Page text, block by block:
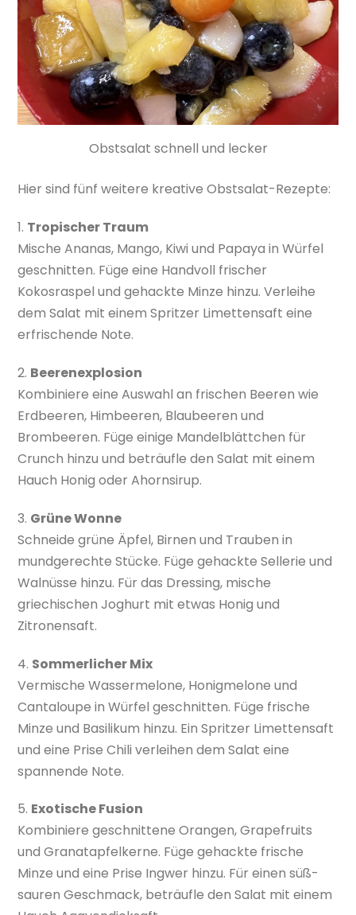
Obstsalat schnell und lecker
Hier sind fünf weitere kreative Obstsalat-Rezepte:
1. Tropischer Traum
Mische Ananas, Mango, Kiwi und Papaya in Würfel
geschnitten. Füge eine Handvoll frischer
Kokosraspel und gehackte Minze hinzu. Verleihe
dem Salat mit einem Spritzer Limettensaft eine
erfrischende Note.
2. Beerenexplosion
Kombiniere eine Auswahl an frischen Beeren wie
Erdbeeren, Himbeeren, Blaubeeren und
Brombeeren. Füge einige Mandelblättchen für
Crunch hinzu und beträufle den Salat mit einem
Hauch Honig oder Ahornsirup.
3. Grüne Wonne
Schneide grüne Äpfel, Birnen und Trauben in
mundgerechte Stücke. Füge gehackte Sellerie und
Walnüsse hinzu. Für das Dressing, mische
griechischen Joghurt mit etwas Honig und
Zitronensaft.
4. Sommerlicher Mix
Vermische Wassermelone, Honigmelone und
Cantaloupe in Würfel geschnitten. Füge frische
Minze und Basilikum hinzu. Ein Spritzer Limettensaft
und eine Prise Chili verleihen dem Salat eine
spannende Note.
5. Exotische Fusion
Kombiniere geschnittene Orangen, Grapefruits
und Granatapfelkerne. Füge gehackte frische
Minze und eine Prise Ingwer hinzu. Für einen süß-
sauren Geschmack, beträufle den Salat mit einem